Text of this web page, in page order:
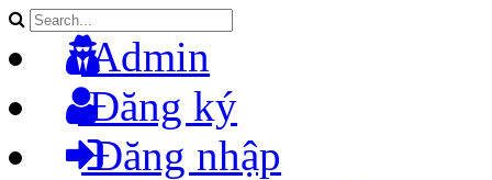
Admin
Đăng ký
Đăng nhập